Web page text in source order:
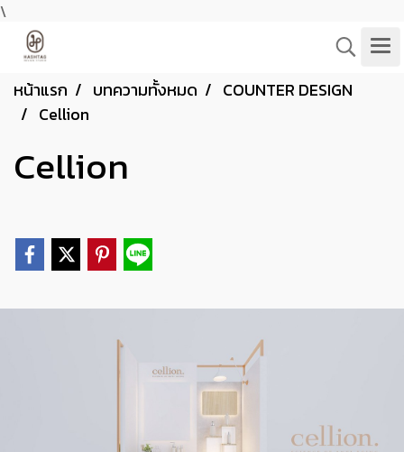
\
หน้าแรก บทความทั้งหมด
COUNTER DESIGN
Cellion
Cellion